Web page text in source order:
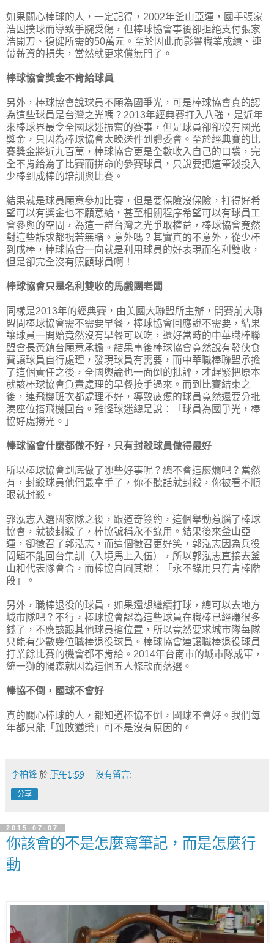
如果關心棒球的人，一定記得，2002年釜山亞運，國手張家
浩因撲球而導致手腕受傷，但棒球協會事後卻拒絕支付張家
浩開刀、復健所需的50萬元。至於因此而影響職業成績、連
帶薪資的損失，當然就更求償無門了。
棒球協會獎金不肯給球員
另外，棒球協會說球員不願為國爭光，可是棒球協會真的認
為這些球員是台灣之光嗎？2013年經典賽打入八強，是近年
來棒球界最令全國球迷振奮的賽事，但是球員卻卻沒有國光
獎金，只因為棒球協會太晚送件到體委會。至於經典賽的比
賽獎金將近九百萬，棒球協會更是全數收入自己的口袋，完
全不肯給為了比賽而拼命的參賽球員，只說要把這筆錢投入
少棒到成棒的培訓與比賽。
結果就是球員願意參加比賽，但是要保險沒保險，打得好希
望可以有獎金也不願意給，甚至相關程序希望可以有球員工
會參與的空間，為這一群台灣之光爭取權益，棒球協會竟然
對這些訴求都視若無睹。意外嗎？其實真的不意外，從少棒
到成棒，棒球協會一向就是利用球員的好表現而名利雙收，
但是卻完全沒有照顧球員啊！
棒球協會只是名利雙收的馬戲團老闆
同樣是2013年的經典賽，由美國大聯盟所主辦，開賽前大聯
盟問棒球協會需不需要早餐，棒球協會回應說不需要，結果
讓球員一開始竟然沒有早餐可以吃，還好當時的中華職棒聯
盟會長黃鎮台願意承擔。結果事後棒球協會竟然說有發伙食
費讓球員自行處理，發現球員有需要，而中華職棒聯盟承擔
了這個責任之後，全國輿論也一面倒的批評，才趕緊把原本
就該棒球協會負責處理的早餐接手過來。而到比賽結束之
後，連飛機班次都處理不好，導致疲憊的球員竟然還要分批
湊座位搭飛機回台。難怪球迷總是說：「球員為國爭光，棒
協好處撈光。」
棒球協會什麼都做不好，只有封殺球員做得最好
所以棒球協會到底做了哪些好事呢？總不會這麼爛吧？當然
有，封殺球員他們最拿手了，你不聽話就封殺，你被看不順
眼就封殺。
郭泓志入選國家隊之後，跟道奇簽約，這個舉動惹腦了棒球
協會，就被封殺了，棒協號稱永不錄用。結果後來釜山亞
運，卻徵召了郭泓志，而這個徵召更好笑，郭泓志因為兵役
問題不能回台集訓（入境馬上入伍），所以郭泓志直接去釜
山和代表隊會合，而棒協自圓其說：「永不錄用只有青棒階
段」。
另外，職棒退役的球員，如果還想繼續打球，總可以去地方
城市隊吧？不行，棒球協會認為這些球員在職棒已經賺很多
錢了，不應該跟其他球員搶位置，所以竟然要求城市隊每隊
只能有少數幾位職棒退役球員。棒球協會連讓職棒退役球員
打業餘比賽的機會都不肯給。2014年台南市的城市隊成軍，
統一獅的陽森就因為這個五人條款而落選。
棒協不倒，國球不會好
真的關心棒球的人，都知道棒協不倒，國球不會好。我們每
年都只能「雖敗猶榮」可不是沒有原因的。
李柏鋒 於 下午1:59 沒有留言:
分享
2015-07-07
你該會的不是怎麼寫筆記，而是怎麼行
動